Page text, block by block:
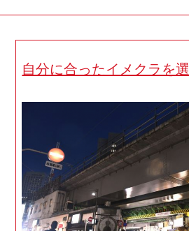
自分に合ったイメクラを